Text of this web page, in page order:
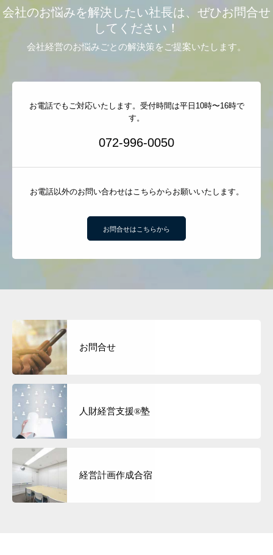
会社のお悩みを解決したい社長は、ぜひお問合せ
してください！
会社経営のお悩みごとの解決策をご提案いたします。
お電話でもご対応いたします。受付時間は平日10時〜16時で
す。
072-996-0050
お電話以外のお問い合わせはこちらからお願いいたします。
お問合せはこちらから
お問合せ
人財経営支援®︎塾
経営計画作成合宿